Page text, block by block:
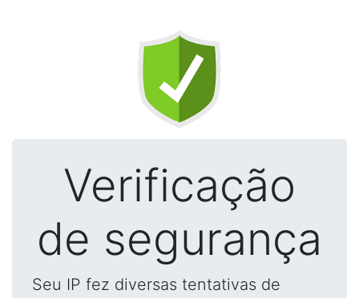
Verificação
de segurança
Seu IP fez diversas tentativas de